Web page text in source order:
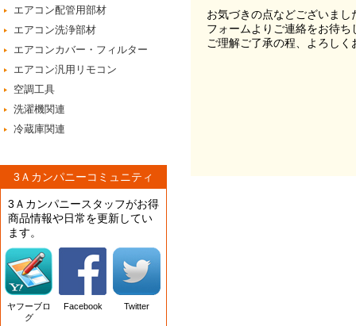
エアコン配管用部材
エアコン洗浄部材
エアコンカバー・フィルター
エアコン汎用リモコン
空調工具
洗濯機関連
冷蔵庫関連
3Ａカンパニーコミュニティ
3Ａカンパニースタッフがお得
商品情報や日常を更新してい
ます。
ヤフーブロ
グ
Facebook Twitter
お気づきの点などございま
フォームよりご連絡をお待ち
ご理解ご了承の程、よろし